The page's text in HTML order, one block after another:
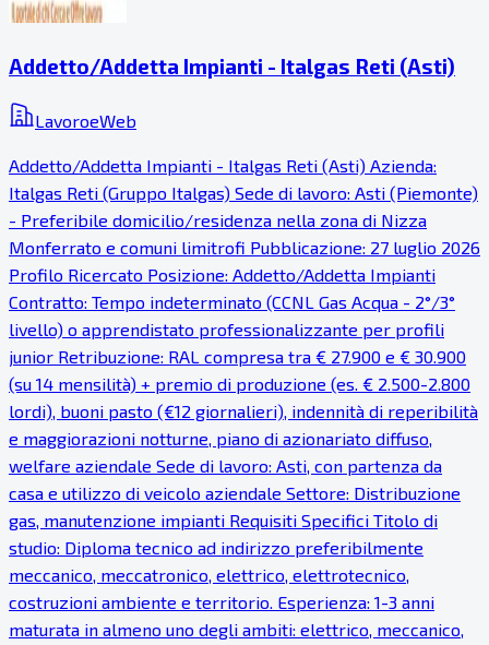
Addetto/Addetta Impianti - Italgas Reti (Asti)
LavoroeWeb
Addetto/Addetta Impianti - Italgas Reti (Asti) Azienda:
Italgas Reti (Gruppo Italgas) Sede di lavoro: Asti (Piemonte)
- Preferibile domicilio/residenza nella zona di Nizza
Monferrato e comuni limitrofi Pubblicazione: 27 luglio 2026
Profilo Ricercato Posizione: Addetto/Addetta Impianti
Contratto: Tempo indeterminato (CCNL Gas Acqua - 2°/3°
livello) o apprendistato professionalizzante per profili
junior Retribuzione: RAL compresa tra € 27.900 e € 30.900
(su 14 mensilità) + premio di produzione (es. € 2.500-2.800
lordi), buoni pasto (€12 giornalieri), indennità di reperibilità
e maggiorazioni notturne, piano di azionariato diffuso,
welfare aziendale Sede di lavoro: Asti, con partenza da
casa e utilizzo di veicolo aziendale Settore: Distribuzione
gas, manutenzione impianti Requisiti Specifici Titolo di
studio: Diploma tecnico ad indirizzo preferibilmente
meccanico, meccatronico, elettrico, elettrotecnico,
costruzioni ambiente e territorio. Esperienza: 1-3 anni
maturata in almeno uno degli ambiti: elettrico, meccanico,